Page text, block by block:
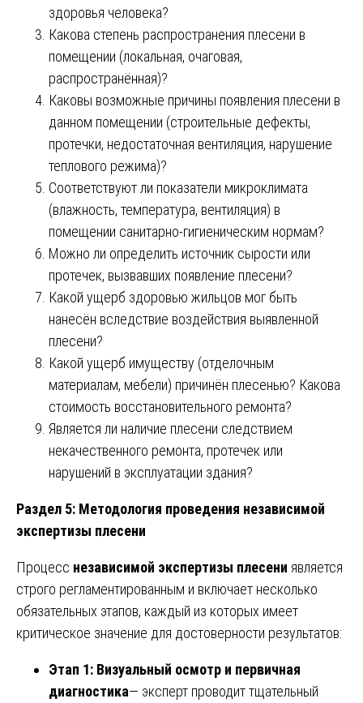
здоровья человека?
Какова степень распространения плесени в
помещении (локальная, очаговая,
распространённая)?
Каковы возможные причины появления плесени в
данном помещении (строительные дефекты,
протечки, недостаточная вентиляция, нарушение
теплового режима)?
Соответствуют ли показатели микроклимата
(влажность, температура, вентиляция) в
помещении санитарно-гигиеническим нормам?
Можно ли определить источник сырости или
протечек, вызвавших появление плесени?
Какой ущерб здоровью жильцов мог быть
нанесён вследствие воздействия выявленной
плесени?
Какой ущерб имуществу (отделочным
материалам, мебели) причинён плесенью? Какова
стоимость восстановительного ремонта?
Является ли наличие плесени следствием
некачественного ремонта, протечек или
нарушений в эксплуатации здания?
Раздел 5: Методология проведения независимой
экспертизы плесени
Процесс независимой экспертизы плесени является
строго регламентированным и включает несколько
обязательных этапов, каждый из которых имеет
критическое значение для достоверности результатов:
Этап 1: Визуальный осмотр и первичная
диагностика— эксперт проводит тщательный